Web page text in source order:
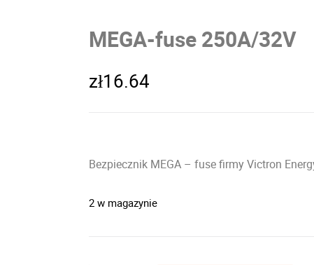
MEGA-fuse 250A/32V
zł16.64
Bezpiecznik MEGA – fuse firmy Victron
2 w magazynie